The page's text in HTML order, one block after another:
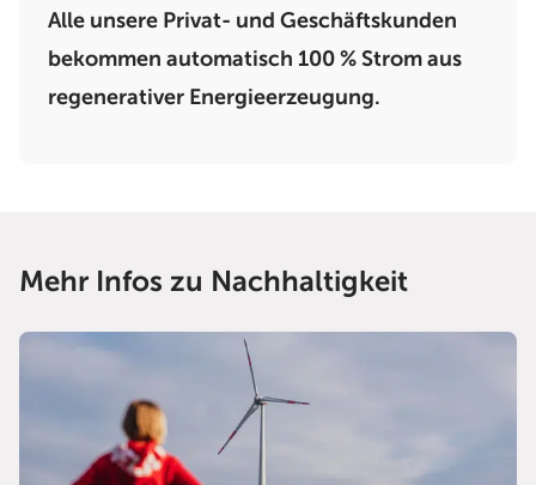
Alle unsere Privat- und Geschäftskunden
bekommen automatisch 100 % Strom aus
regenerativer Energieerzeugung.
Mehr Infos zu Nachhaltigkeit